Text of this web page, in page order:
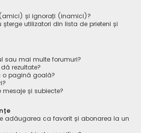
și ignorați (inamici)?
utilizatori din lista de prieteni și
sau mai multe forumuri?
rezultate?
o pagină goală?
și subiecte?
adăugarea ca favorit și abonarea la un